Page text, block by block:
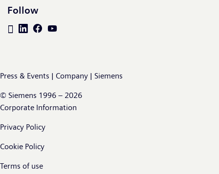
Follow
Press & Events | Company | Siemens
© Siemens 1996 – 2026
Corporate Information
Privacy Policy
Cookie Policy
Terms of use